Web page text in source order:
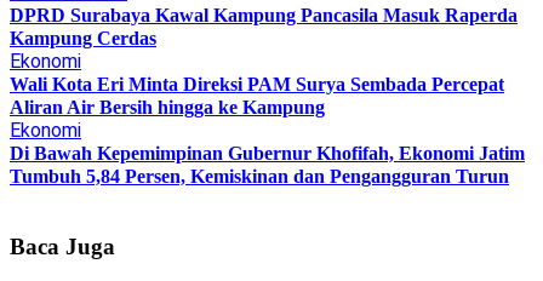
DPRD Surabaya Kawal Kampung Pancasila Masuk Raperda
Kampung Cerdas
Ekonomi
Wali Kota Eri Minta Direksi PAM Surya Sembada Percepat
Aliran Air Bersih hingga ke Kampung
Ekonomi
Di Bawah Kepemimpinan Gubernur Khofifah, Ekonomi Jatim
Tumbuh 5,84 Persen, Kemiskinan dan Pengangguran Turun
Baca Juga